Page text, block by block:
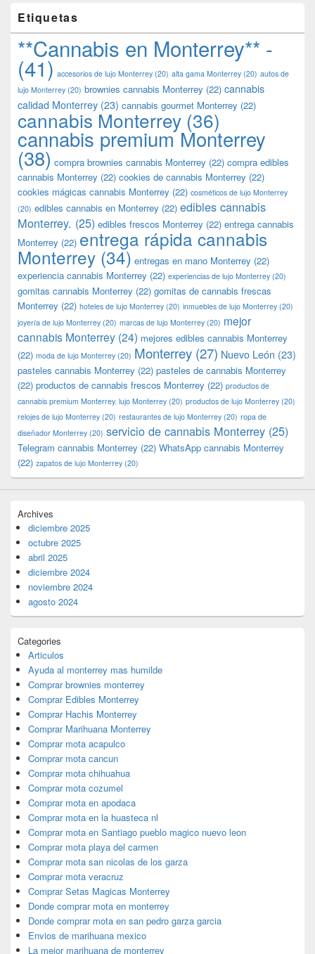
Etiquetas
**Cannabis en Monterrey** -
(41) accesorios de lujo Monterrey (20) alta gama Monterrey (20) autos de
lujo Monterrey (20) brownies cannabis Monterrey (22) cannabis
calidad Monterrey (23) cannabis gourmet Monterrey (22)
cannabis Monterrey (36)
cannabis premium Monterrey
(38) compra brownies cannabis Monterrey (22) compra edibles
cannabis Monterrey (22) cookies de cannabis Monterrey (22)
cookies mágicas cannabis Monterrey (22) cosméticos de lujo Monterrey
(20) edibles cannabis en Monterrey (22) edibles cannabis
Monterrey. (25) edibles frescos Monterrey (22) entrega cannabis
Monterrey (22) entrega rápida cannabis
Monterrey (34) entregas en mano Monterrey (22)
experiencia cannabis Monterrey (22) experiencias de lujo Monterrey (20)
gomitas cannabis Monterrey (22) gomitas de cannabis frescas
Monterrey (22) hoteles de lujo Monterrey (20) inmuebles de lujo Monterrey (20)
joyería de lujo Monterrey (20) marcas de lujo Monterrey (20) mejor
cannabis Monterrey (24) mejores edibles cannabis Monterrey
(22) moda de lujo Monterrey (20) Monterrey (27) Nuevo León (23)
pasteles cannabis Monterrey (22) pasteles de cannabis Monterrey
(22) productos de cannabis frescos Monterrey (22) productos de
cannabis premium Monterrey. lujo Monterrey (20) productos de lujo Monterrey (20)
relojes de lujo Monterrey (20) restaurantes de lujo Monterrey (20) ropa de
diseñador Monterrey (20) servicio de cannabis Monterrey (25)
Telegram cannabis Monterrey (22) WhatsApp cannabis Monterrey
(22) zapatos de lujo Monterrey (20)
Archives
diciembre 2025
octubre 2025
abril 2025
diciembre 2024
noviembre 2024
agosto 2024
Categories
Articulos
Ayuda al monterrey mas humilde
Comprar brownies monterrey
Comprar Edibles Monterrey
Comprar Hachis Monterrey
Comprar Marihuana Monterrey
Comprar mota acapulco
Comprar mota cancun
Comprar mota chihuahua
Comprar mota cozumel
Comprar mota en apodaca
Comprar mota en la huasteca nl
Comprar mota en Santiago pueblo magico nuevo leon
Comprar mota playa del carmen
Comprar mota san nicolas de los garza
Comprar mota veracruz
Comprar Setas Magicas Monterrey
Donde comprar mota en monterrey
Donde comprar mota en san pedro garza garcia
Envios de marihuana mexico
La mejor marihuana de monterrey